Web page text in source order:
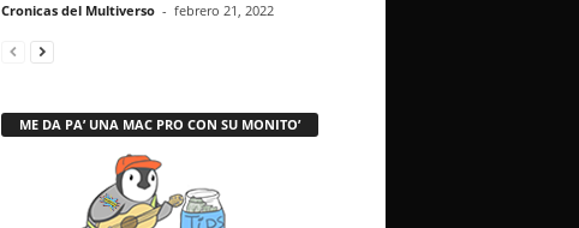
Cronicas del Multiverso - febrero 21, 2022
ME DA PA’ UNA MAC PRO CON SU MONITO’